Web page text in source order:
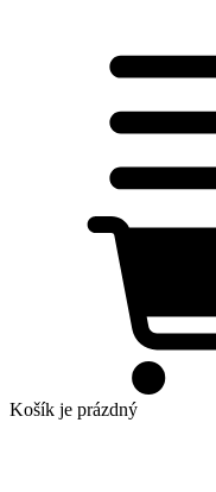
Košík je prázdný